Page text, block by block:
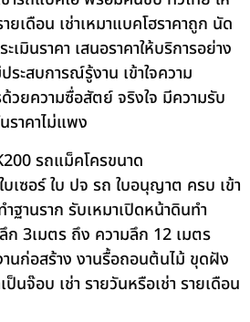
ยเดือน เช่าเหมาแบคโฮราคาถูก นัด
มินราคา เสนอราคาให้บริการอย่าง
ะสบการณ์รู้งาน เข้าใจความ
วยความซื่อสัตย์ จริงใจ มีความรับ
ราคาไม่แพง
รถแม็คโครขนาด
เซอร์ ใบ ปจ รถ ใบอนุญาต ครบ เข้า
ฐานราก รับเหมาเปิดหน้าดินทำ
ก 3เมตร ถึง ความลึก 12 เมตร
นก่อสร้าง งานรื้อถอนต้นไม้ ขุดฝัง
นจ๊อบ เช่า รายวันหรือเช่า รายเดือน